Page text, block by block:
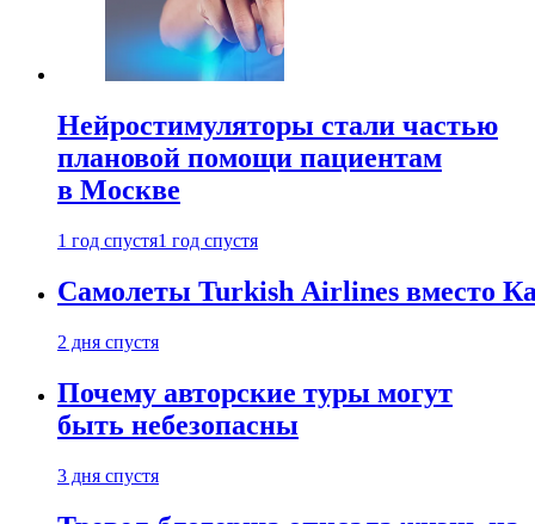
Нейростимуляторы стали частью
плановой помощи пациентам
в Москве
1 год спустя1 год спустя
Самолеты Turkish Airlines вместо
2 дня спустя
Почему авторские туры могут
быть небезопасны
3 дня спустя